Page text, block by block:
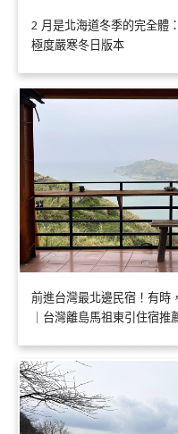
2 月是北海道冬季的完全體
極度嚴寒冬日版本
前進台灣最北邊民宿！有時
｜台灣離島馬祖東引住宿推